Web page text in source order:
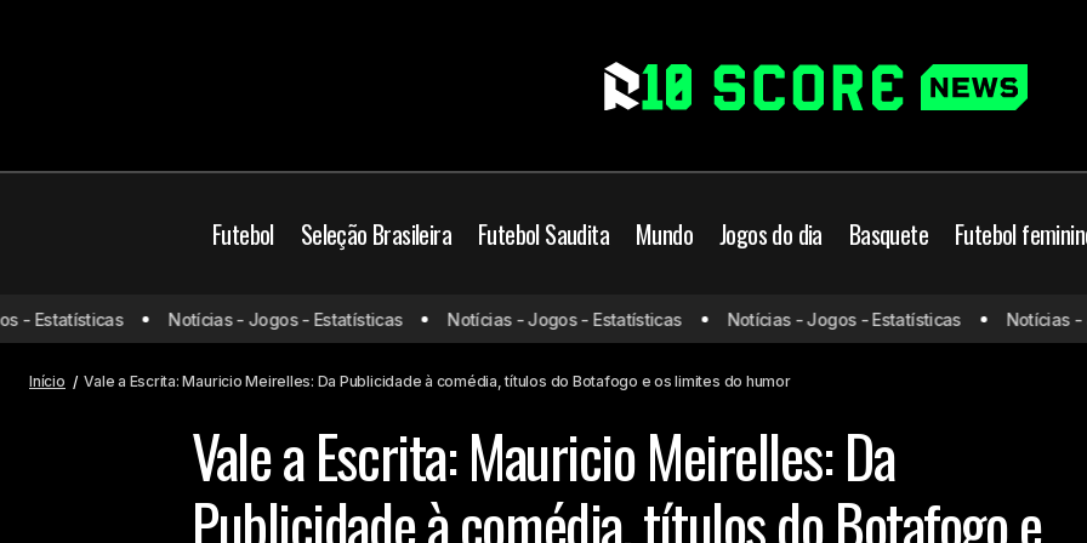
Futebol Seleção Brasileira Futebol Saudita Mundo Jogos do dia Basquete Futebol
Corinthians x Santos: onde assistir e
prováveis escalações
Botafogo
Vale a Escrita: Mauricio Meirelles: Da Publicidade à comédia, títulos
limites do humor
Estatísticas Notícias - Jogos - Estatísticas Notícias - Jogos - Estatísticas Notícias - Jogos - Estatísticas Notícias -
Início Vale a Escrita: Mauricio Meirelles: Da Publicidade à comédia, títulos do Botafogo e os limites do humor
Vale a Escrita: Mauricio Meirelles: Da
Publicidade à comédia, títulos do Botafogo e